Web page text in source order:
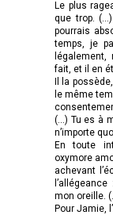
Le plus
que trop.
pourrais
temps, je
fait, et il en
Il la
le même
(…) Tu es à
n’importe
En toute
oxymore
achevant
mon oreille.
Pour Jamie,